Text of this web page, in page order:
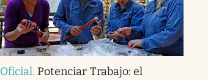
Oficial. Potenciar Trabajo: el